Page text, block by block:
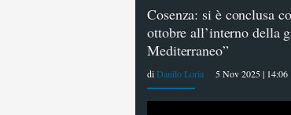
Cosenza: si è conclusa
ottobre all’interno della
Mediterraneo”
diDanilo Loria 5 Nov 2025 | 14:06